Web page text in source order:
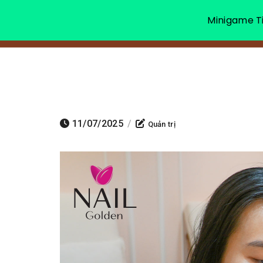
11/07/2025 / Quản trị
Minigame